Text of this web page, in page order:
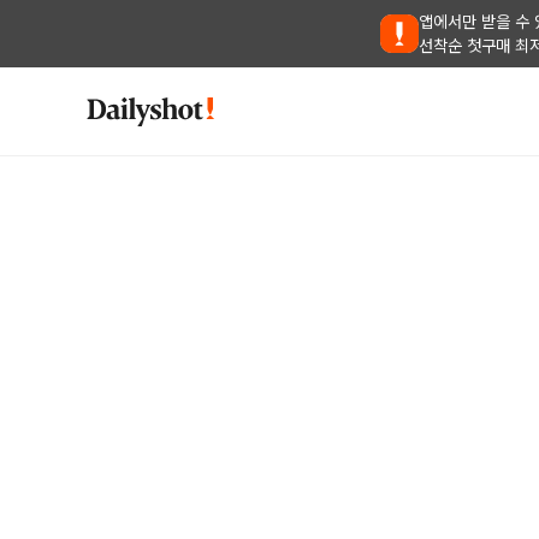
앱에서만 받을 수
선착순 첫구매 최